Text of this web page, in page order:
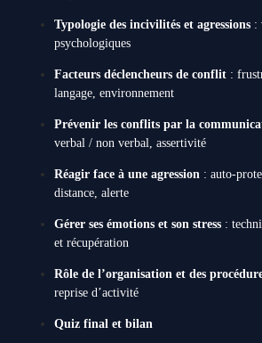
Typologie des incivilités et agressions :
psychologiques
Facteurs déclencheurs de conflit :
langage, environnement
Prévenir les conflits par la
verbal / non verbal, assertivité
Réagir face à une agression : auto-
distance, alerte
Gérer ses émotions et son stress :
et récupération
Rôle de l’organisation et des
reprise d’activité
Quiz final et bilan